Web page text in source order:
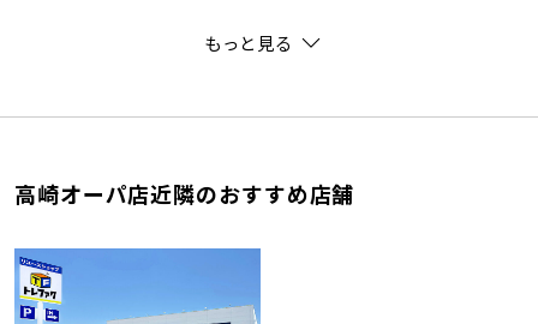
もっと見る
高崎オーパ店近隣のおすすめ店舗